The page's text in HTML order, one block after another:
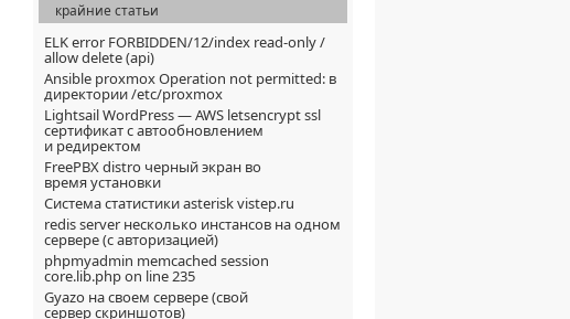
крайние статьи
ELK error FORBIDDEN/12/index read-only /
allow delete (api)
Ansible proxmox Operation not permitted: в
директории /etc/proxmox
Lightsail WordPress — AWS letsencrypt ssl
сертификат с автообновлением
и редиректом
FreePBX distro черный экран во
время установки
Система статистики asterisk vistep.ru
redis server несколько инстансов на одном
сервере (с авторизацией)
phpmyadmin memcached session
core.lib.php on line 235
Gyazo на своем сервере (свой
сервер скриншотов)